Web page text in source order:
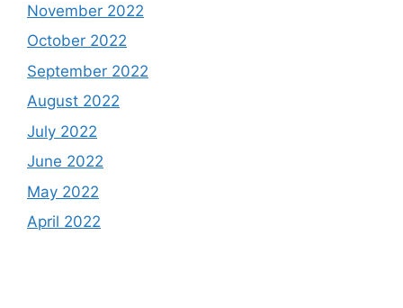
November 2022
October 2022
September 2022
August 2022
July 2022
June 2022
May 2022
April 2022